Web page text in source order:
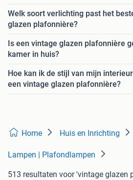
Welk soort verlichting past het
glazen plafonnière?
Is een vintage glazen plafonnière
kamer in huis?
Hoe kan ik de stijl van mijn
een vintage glazen plafonnière?
Home Huis en Inrichting
Lampen | Plafondlampen
513 resultaten voor 'vintage glazen